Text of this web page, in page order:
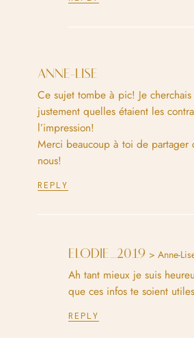
ANNE-LISE
Ce sujet tombe à pic! Je cherchais
justement quelles étaient les
l’impression!
Merci beaucoup à toi de partager
nous!
REPLY
ELODIE_2019 > Anne-
Ah tant mieux je suis
que ces infos te soient utiles
REPLY